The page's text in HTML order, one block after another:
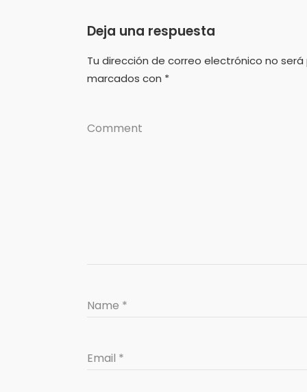
Deja una respuesta
Tu dirección de correo electrónico no será
marcados con *
Comment
Name *
Email *